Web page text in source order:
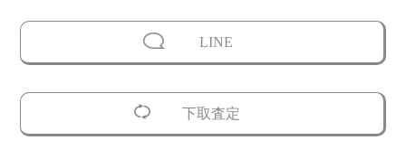
LINE
下取査定